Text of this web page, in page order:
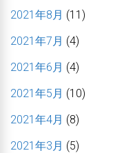
2021年8月 (11)
2021年7月 (4)
2021年6月 (4)
2021年5月 (10)
2021年4月 (8)
2021年3月 (5)